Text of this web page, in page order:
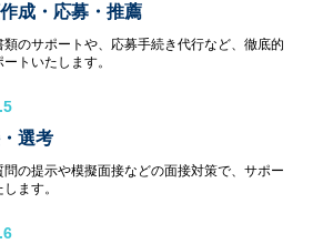
成・応募・推薦
類のサポートや、応募手続き代行など、徹底的
ートいたします。
選考
問の提示や模擬面接などの面接対策で、サポー
します。